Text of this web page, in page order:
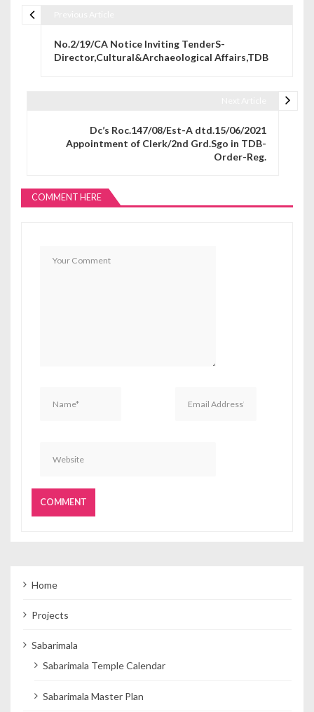
No.2/19/CA Notice Inviting TenderS-
Director,Cultural&Archaeological Affairs,TDB
Dc’s Roc.147/08/Est-A dtd.15/06/2021
Appointment of Clerk/2nd Grd.Sgo in TDB-
Order-Reg.
COMMENT HERE
Home
Projects
Sabarimala
Sabarimala Temple Calendar
Sabarimala Master Plan